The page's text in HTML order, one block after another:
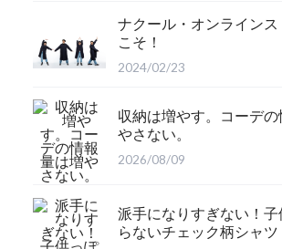
ナクール・オンラインス
こそ！
2024/02/23
収納は増やす。コーデ
やさない。
2026/08/09
派手になりすぎない！
らないチェック柄シャツ